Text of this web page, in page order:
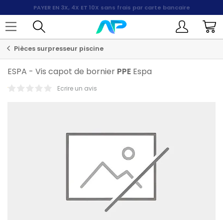
PAYER EN 3X, 4X ET 10X sans frais par carte bancaire
Pièces surpresseur piscine
ESPA - Vis capot de bornier PPE Espa
Ecrire un avis